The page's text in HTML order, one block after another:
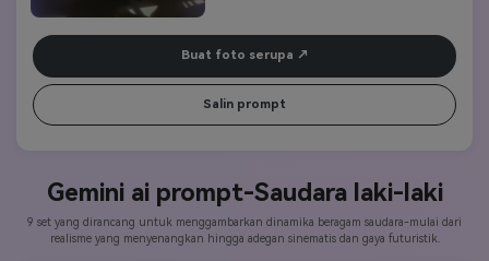
Buat foto serupa
Salin prompt
Gemini ai prompt-Saudara laki-laki
9 set yang dirancang untuk menggambarkan dinamika beragam saudara-mulai dari
realisme yang menyenangkan hingga adegan sinematis dan gaya futuristik.